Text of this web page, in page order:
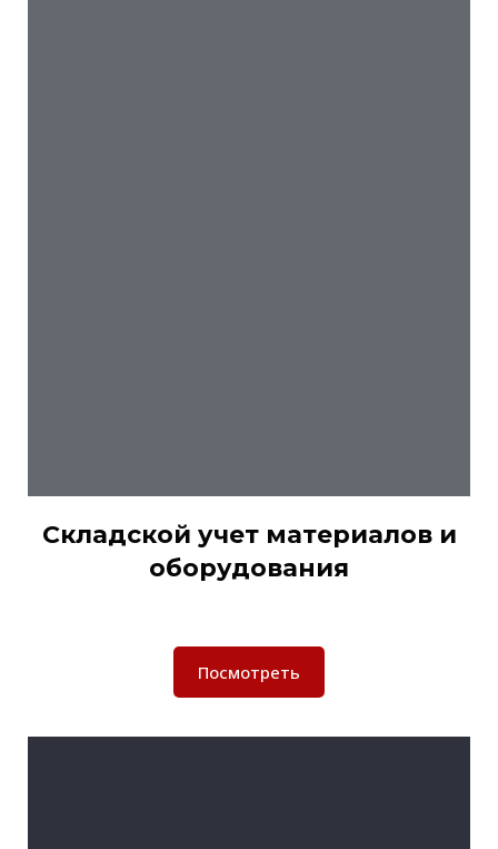
Складской учет материалов и
оборудования
Посмотреть